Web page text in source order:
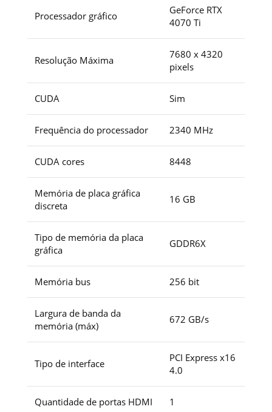
Processador gráfico
GeForce RTX
4070 Ti
Resolução Máxima
7680 x 4320
pixels
CUDA Sim
Frequência do processador 2340 MHz
CUDA cores 8448
Memória de placa gráfica
discreta
16 GB
Tipo de memória da placa
gráfica
GDDR6X
Memória bus 256 bit
Largura de banda da
memória (máx)
672 GB/s
Tipo de interface
PCI Express x16
4.0
Quantidade de portas HDMI 1